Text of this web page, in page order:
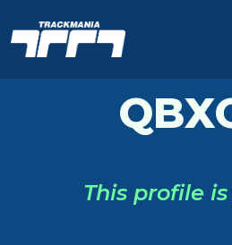
This profile